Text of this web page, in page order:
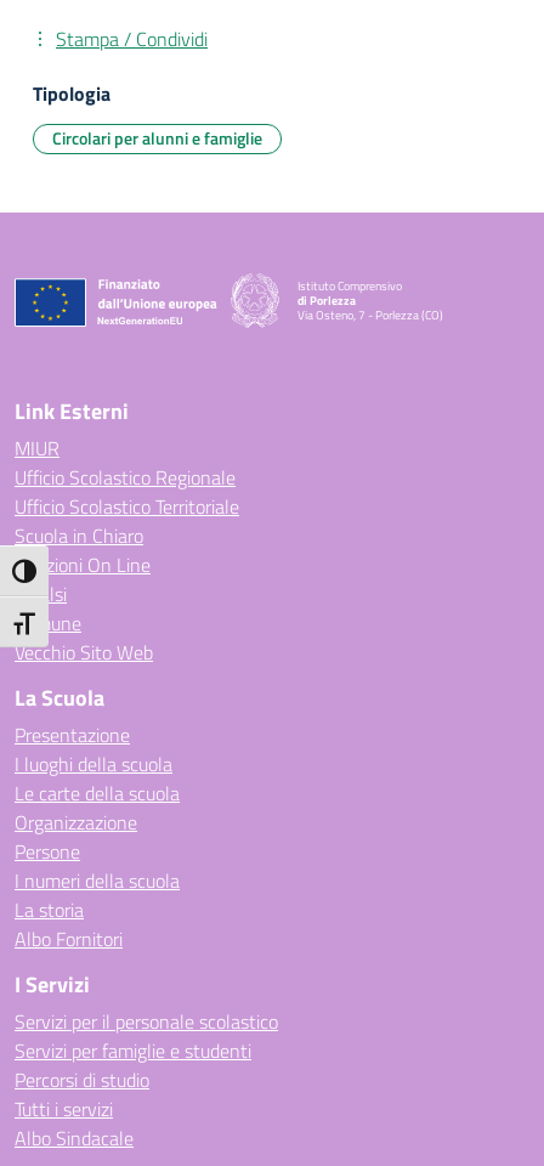
Attiva/disattiva alto contrasto
Attiva/disattiva dimensione testo
Stampa / Condividi
Tipologia
Circolari per alunni e famiglie
Istituto Comprensivo
di Porlezza
Via Osteno, 7 - Porlezza (CO)
Link Esterni
MIUR
Ufficio Scolastico Regionale
Ufficio Scolastico Territoriale
Scuola in Chiaro
Iscrizioni On Line
Invalsi
Comune
Vecchio Sito Web
La Scuola
Presentazione
I luoghi della scuola
Le carte della scuola
Organizzazione
Persone
I numeri della scuola
La storia
Albo Fornitori
I Servizi
Servizi per il personale scolastico
Servizi per famiglie e studenti
Percorsi di studio
Tutti i servizi
Albo Sindacale